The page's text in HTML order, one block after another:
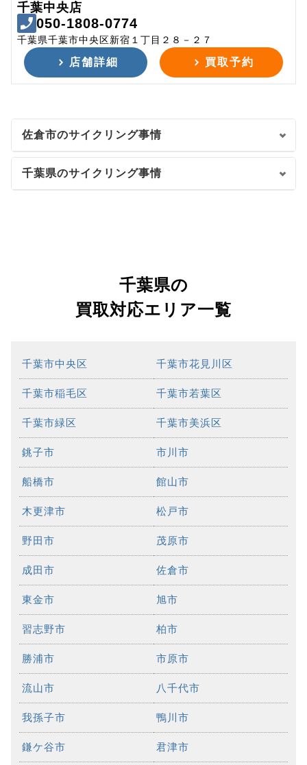
千葉中央店
050-1808-0774
千葉県千葉市中央区新宿１丁目２８－２７
店舗詳細 買取予約
佐倉市のサイクリング事情
千葉県のサイクリング事情
千葉県の
買取対応エリア一覧
千葉市中央区 千葉市花見川区
千葉市稲毛区 千葉市若葉区
千葉市緑区 千葉市美浜区
銚子市 市川市
船橋市 館山市
木更津市 松戸市
野田市 茂原市
成田市 佐倉市
東金市 旭市
習志野市 柏市
勝浦市 市原市
流山市 八千代市
我孫子市 鴨川市
鎌ケ谷市 君津市